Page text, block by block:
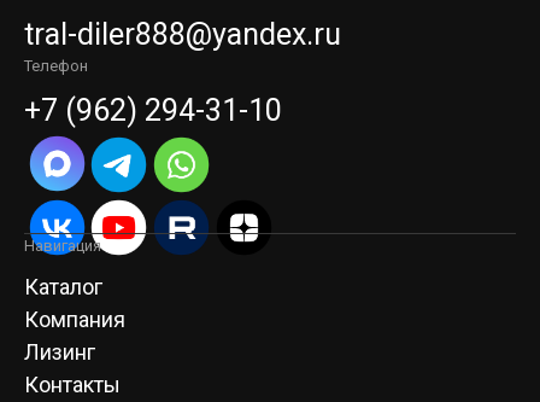
tral-diler888@yandex.ru
Телефон
+7 (962) 294-31-10
Навигация
Каталог
Компания
Лизинг
Контакты